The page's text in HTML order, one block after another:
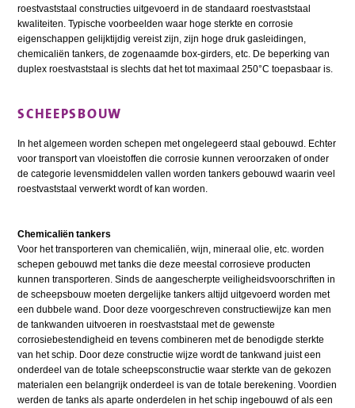
roestvaststaal constructies uitgevoerd in de standaard roestvaststaal
kwaliteiten. Typische voorbeelden waar hoge sterkte en corrosie
eigenschappen gelijktijdig vereist zijn, zijn hoge druk gasleidingen,
chemicaliën tankers, de zogenaamde box-girders, etc. De beperking van
duplex roestvaststaal is slechts dat het tot maximaal 250°C toepasbaar is.
SCHEEPSBOUW
In het algemeen worden schepen met ongelegeerd staal gebouwd. Echter
voor transport van vloeistoffen die corrosie kunnen veroorzaken of onder
de categorie levensmiddelen vallen worden tankers gebouwd waarin veel
roestvaststaal verwerkt wordt of kan worden.
Chemicaliën tankers
Voor het transporteren van chemicaliën, wijn, mineraal olie, etc. worden
schepen gebouwd met tanks die deze meestal corrosieve producten
kunnen transporteren. Sinds de aangescherpte veiligheidsvoorschriften in
de scheepsbouw moeten dergelijke tankers altijd uitgevoerd worden met
een dubbele wand. Door deze voorgeschreven constructiewijze kan men
de tankwanden uitvoeren in roestvaststaal met de gewenste
corrosiebestendigheid en tevens combineren met de benodigde sterkte
van het schip. Door deze constructie wijze wordt de tankwand juist een
onderdeel van de totale scheepsconstructie waar sterkte van de gekozen
materialen een belangrijk onderdeel is van de totale berekening. Voordien
werden de tanks als aparte onderdelen in het schip ingebouwd of als een